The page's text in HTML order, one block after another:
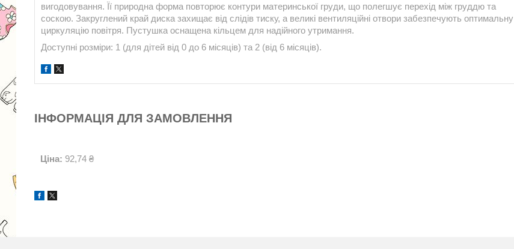
вигодовування. Її природна форма повторює контури материнської груди, що полегшує перехід між груддю та
соскою. Закруглений край диска захищає від слідів тиску, а великі вентиляційні отвори забезпечують оптимальну
циркуляцію повітря. Пустушка оснащена кільцем для надійного утримання.
Доступні розміри: 1 (для дітей від 0 до 6 місяців) та 2 (від 6 місяців).
ІНФОРМАЦІЯ ДЛЯ ЗАМОВЛЕННЯ
Ціна: 92,74 ₴